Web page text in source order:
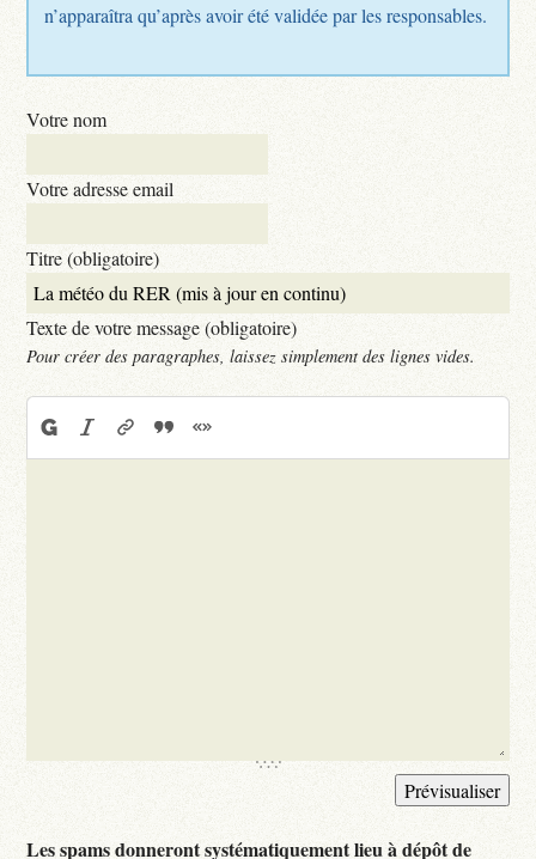
n’apparaîtra qu’après avoir été validée par les responsables.
Votre nom
Votre adresse email
Titre (obligatoire)
Texte de votre message (obligatoire)
Pour créer des paragraphes, laissez simplement des lignes vides.
Les spams donneront systématiquement lieu à dépôt de